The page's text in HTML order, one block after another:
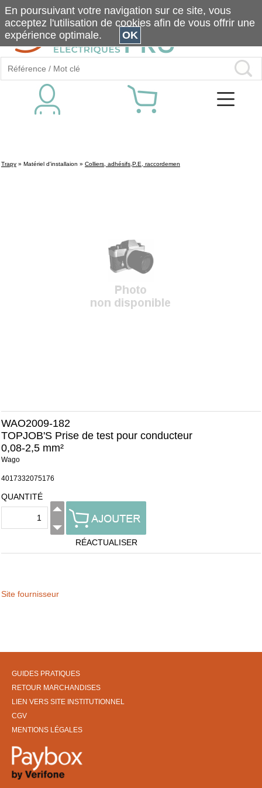
Trapy » Matériel d'installaion » Colliers, adhésifs,P.E, raccordemen
WAO2009-182
TOPJOB'S Prise de test pour conducteur
0,08-2,5 mm²
Wago
4017332075176
QUANTITÉ
RÉACTUALISER
Site fournisseur
GUIDES PRATIQUES
RETOUR MARCHANDISES
LIEN VERS SITE INSTITUTIONNEL
CGV
MENTIONS LÉGALES
En poursuivant votre navigation sur ce site, vous
acceptez l'utilisation de cookies afin de vous offrir une
expérience optimale.
OK